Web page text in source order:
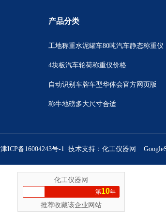
产品分类
工地称重水泥罐车80吨汽车静态称重仪
4块板汽车轮荷称重仪价格
自动识别车牌车型华体会官方网页版
称牛地磅多大尺寸合适
津ICP备16004243号-1 技术支持： 化工仪器网
化工仪器网
第10年
推荐收藏该企业网站